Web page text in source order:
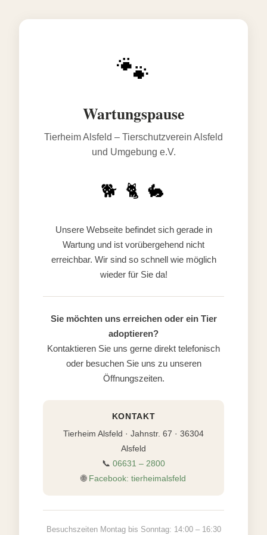
🐾
Wartungspause
Tierheim Alsfeld – Tierschutzverein Alsfeld
und Umgebung e.V.
🐕 🐈 🐇
Unsere Webseite befindet sich gerade in
Wartung und ist vorübergehend nicht
erreichbar. Wir sind so schnell wie möglich
wieder für Sie da!
Sie möchten uns erreichen oder ein Tier
adoptieren?
Kontaktieren Sie uns gerne direkt telefonisch
oder besuchen Sie uns zu unseren
Öffnungszeiten.
KONTAKT
Tierheim Alsfeld · Jahnstr. 67 · 36304
Alsfeld
📞 06631 – 2800
🌐 Facebook: tierheimalsfeld
Besuchszeiten Montag bis Sonntag: 14:00 – 16:30